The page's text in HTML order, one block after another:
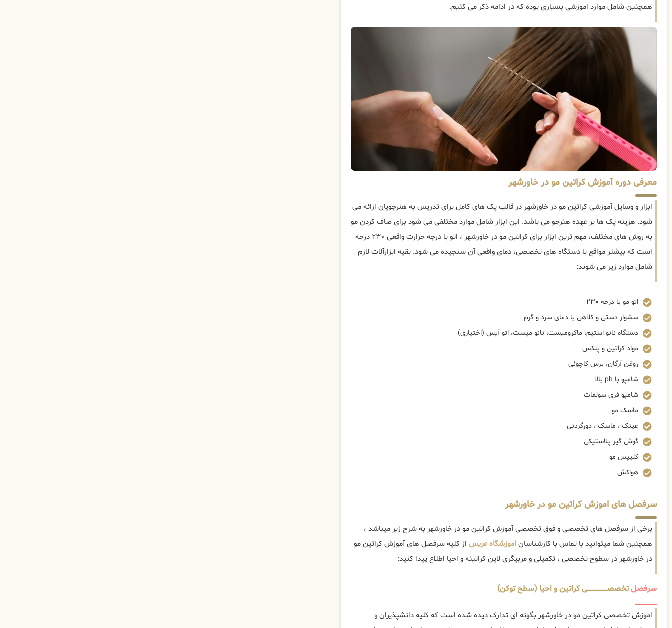
همچنین شامل موارد اموزشی بسیاری بوده که در ادامه ذکر می کنیم.
معرفی دوره آموزش کراتین مو در خاورشهر
ابزار و وسایل آموزشی کراتین مو در خاورشهر در قالب پک های کامل برای تدریس به هنرجویان ارائه می
شود. هزینه پک ها بر عهده هنرجو می باشد. این ابزار شامل موارد مختلفی می شود برای صاف کردن مو
به روش های مختلف، مهم ترین ابزار برای کراتین مو در خاورشهر ، اتو با درجه حرارت واقعی ۲۳۰ درجه
است که بیشتر مواقع با دستگاه های تخصصی، دمای واقعی آن سنجیده می شود. بقیه ابزارآلات لازم
شامل موارد زیر می شوند:
اتو مو با درجه ۲۳۰
سشوار دستی و کلاهی با دمای سرد و گرم
دستگاه نانو استیم، ماکرومیست، نانو میست، اتو آیس (اختیاری)
مواد کراتین و پلکس
روغن آرگان، برس کاچوئی
شامپو با ph بالا
شامپو فری سولفات
ماسک مو
عینک ، ماسک ، دورگردنی
گوش گیر پلاستیکی
کلیپس مو
هواکش
سرفصل های اموزش کراتین مو در خاورشهر
برخی از سرفصل های تخصصی و فوق تخصصی آموزش کراتین مو در خاورشهر به شرح زیر میباشد ،
همچنین شما میتوانید با تماس با کارشناسان اموزشگاه عریس از کلیه سرفصل های آموزش کراتین مو
در خاورشهر در سطوح تخصصی ، تکمیلی و مربیگری لاین کراتینه و احیا اطلاع پیدا کنید:
سرفصلتخصصــــــــــــــــــــی کراتین و احیا (سطح توکن)
اموزش تخصصی کراتین مو در خاورشهر بگونه ای تدارک دیده شده است که کلیه دانشپذیران و